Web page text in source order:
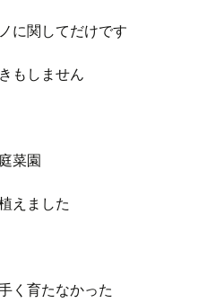
に関してだけです
もしません
菜園
えました
く育たなかった